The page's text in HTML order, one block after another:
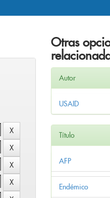
Otras
Autor
USAID
Título
AFP
Endémico